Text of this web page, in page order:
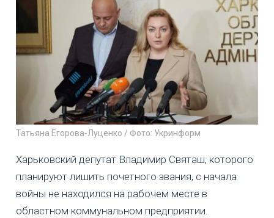
Татьяна Егорова-Луценко / Фото: Укринформ
Харьковский депутат Владимир Святаш, которого
планируют лишить почетного звания, с начала
войны не находился на рабочем месте в
областном коммунальном предприятии.